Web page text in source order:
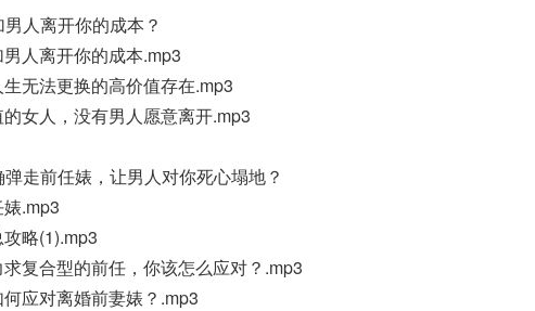
人离开你的成本？
男人离开你的成本.mp3
生无法更换的高价值存在.mp3
的女人，没有男人愿意离开.mp3
走前任婊，让男人对你死心塌地？
婊.mp3
攻略(1).mp3
求复合型的前任，你该怎么应对？.mp3
何应对离婚前妻婊？.mp3